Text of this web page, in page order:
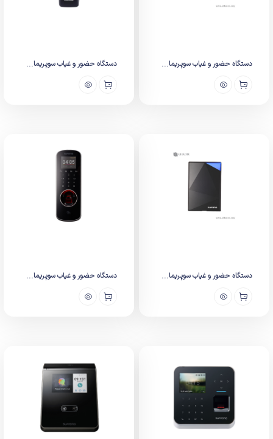
دستگاه حضور و غیاب سوپریما... دستگاه حضور و غیاب سوپریما...
دستگاه حضور و غیاب سوپریما... دستگاه حضور و غیاب سوپریما...